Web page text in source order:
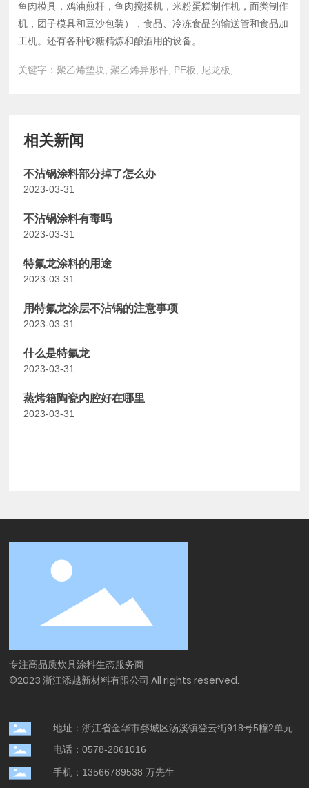
鱼肉模具，鸡油煎杆，鱼肉搅揉机，米粉蛋糕制作机，面类制作
机，团子模具和豆沙包装），食品、冷冻食品的输送管和食品加
工机。还有各种砂糖精炼和酿酒用的设备。
关键字：聚乙烯垫块, 聚乙烯异形件, PE板, 尼龙板,
相关新闻
不沾锅涂料部分掉了怎么办
2023-03-31
不沾锅涂料有毒吗
2023-03-31
特氟龙涂料的用途
2023-03-31
用特氟龙涂层不沾锅的注意事项
2023-03-31
什么是特氟龙
2023-03-31
蒸烤箱陶瓷内腔好在哪里
2023-03-31
专注高品质炊具涂料生态服务商
©2023 浙江添越新材料有限公司 All rights reserved.
地址：浙江省金华市婺城区汤溪镇登云街918号5幢2单元
电话：0578-2861016
手机：13566789538 万先生